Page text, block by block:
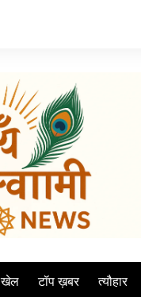
खेल टॉप ख़बर त्यौहार